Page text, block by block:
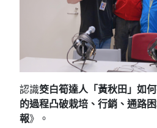
認識筊白筍達人「黃秋田」如
的過程凸破栽培、行銷、通路
報》。